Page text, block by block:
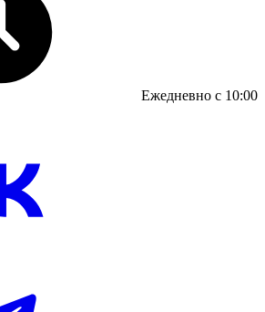
Ежедневно с 10:00